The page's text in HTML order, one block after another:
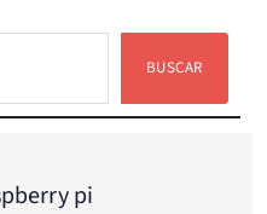
BUSCAR
pi